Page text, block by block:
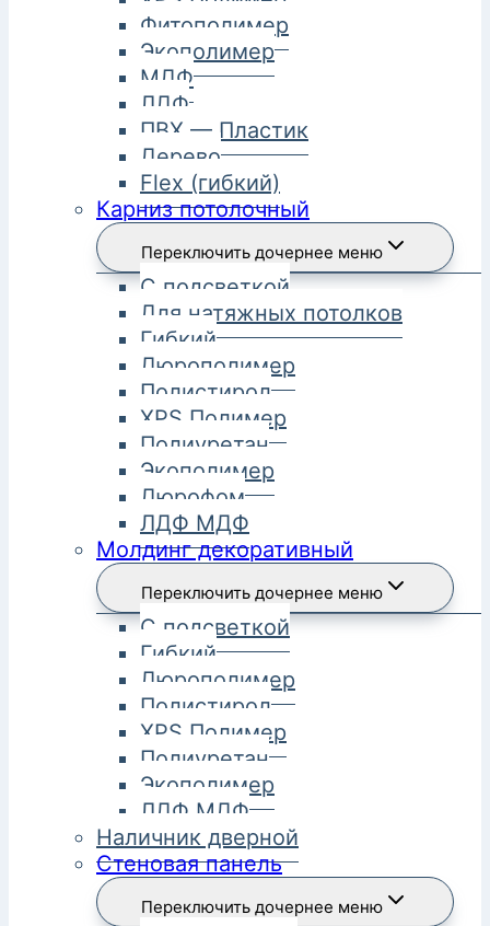
Фитополимер
Экополимер
МДФ
ЛДФ
ПВХ — Пластик
Дерево
Flex (гибкий)
Карниз потолочный
Переключить дочернее меню
С подсветкой
Для натяжных потолков
Гибкий
Дюрополимер
Полистирол
XPS Полимер
Полиуретан
Экополимер
Дюрофом
ЛДФ МДФ
Молдинг декоративный
Переключить дочернее меню
С подсветкой
Гибкий
Дюрополимер
Полистирол
XPS Полимер
Полиуретан
Экополимер
ЛДФ МДФ
Наличник дверной
Стеновая панель
Переключить дочернее меню